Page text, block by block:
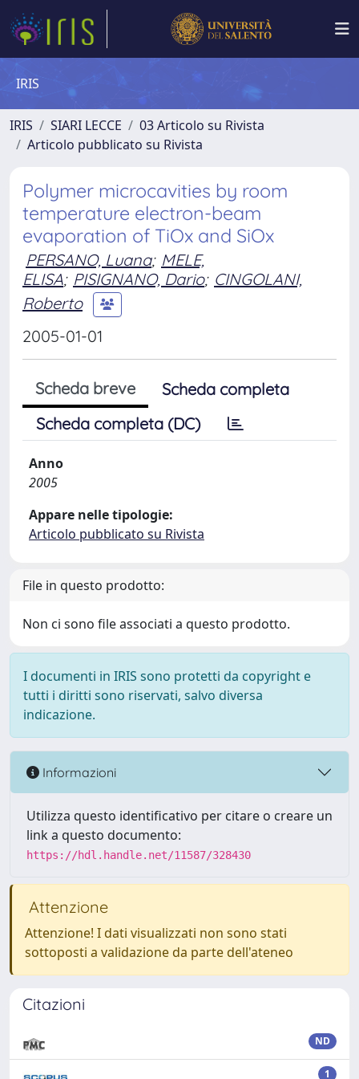
IRIS
IRIS SIARI LECCE
03 Articolo su Rivista
Articolo pubblicato su Rivista
Polymer microcavities by room
temperature electron-beam
evaporation of TiOx and SiOx
PERSANO, Luana; MELE,
ELISA; PISIGNANO, Dario; CINGOLANI,
Roberto
2005-01-01
Scheda breve
Scheda completa
Scheda completa (DC)
Anno
2005
Appare nelle tipologie:
Articolo pubblicato su Rivista
File in questo prodotto:
Non ci sono file associati a questo prodotto.
I documenti in IRIS sono protetti da copyright e
tutti i diritti sono riservati, salvo diversa
indicazione.
Informazioni
Utilizza questo identificativo per citare o creare un
link a questo documento:
https://hdl.handle.net/11587/328430
Attenzione
Attenzione! I dati visualizzati non sono stati
sottoposti a validazione da parte dell'ateneo
Citazioni
ND
1